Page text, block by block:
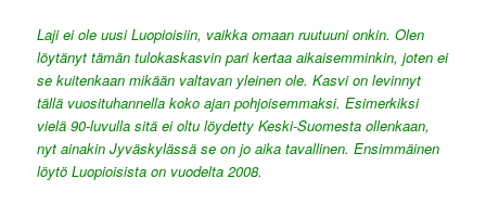
Laji ei ole uusi Luopioisiin, vaikka omaan ruutuuni onkin. Olen
löytänyt tämän tulokaskasvin pari kertaa aikaisemminkin, joten ei
se kuitenkaan mikään valtavan yleinen ole. Kasvi on levinnyt
tällä vuosituhannella koko ajan pohjoisemmaksi. Esimerkiksi
vielä 90-luvulla sitä ei oltu löydetty Keski-Suomesta ollenkaan,
nyt ainakin Jyväskylässä se on jo aika tavallinen. Ensimmäinen
löytö Luopioisista on vuodelta 2008.